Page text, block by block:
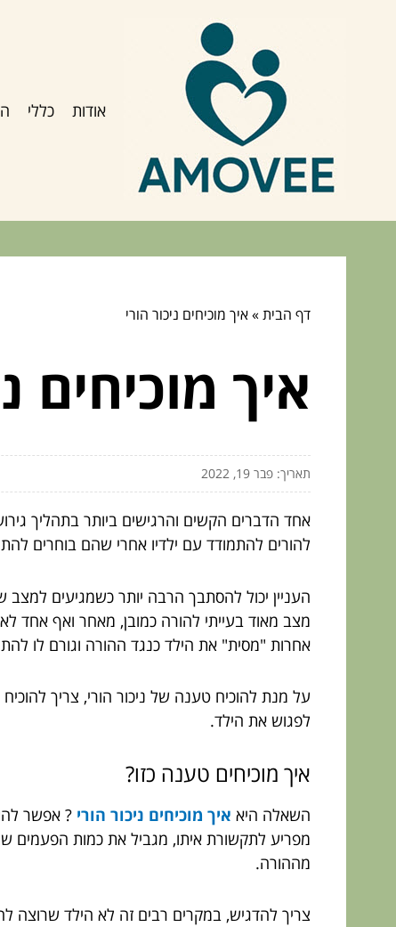
אודות כללי
דף הבית»איך מוכיחים ניכור הורי
איך מוכיחים
תאריך: פבר 19, 2022
אחד הדברים הקשים והרגישים ביותר בתהליך
להורים להתמודד עם ילדיו אחרי שהם בוחרים
העניין יכול להסתבך הרבה יותר כשמגיעים למצב
מצב מאוד בעייתי להורה כמובן, מאחר ואף אחד
אחרות "מסית" את הילד כנגד ההורה וגורם לו
על מנת להוכיח טענה של ניכור הורי, צריך
לפגוש את הילד.
איך מוכיחים טענה כזו?
השאלה היא איך מוכיחים ניכור הורי ? אפשר
מפריע לתקשורת איתו, מגביל את כמות הפעמים
מההורה.
צריך להדגיש, במקרים רבים זה לא הילד שרוצה